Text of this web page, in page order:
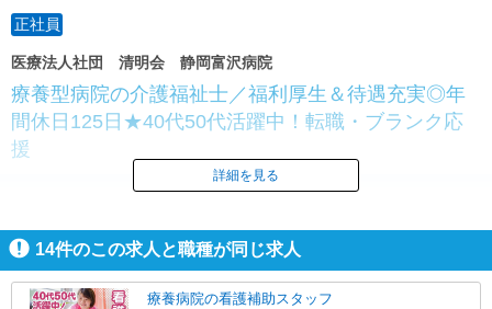
正社員
医療法人社団 清明会 静岡富沢病院
療養型病院の介護福祉士／福利厚生＆待遇充実◎年
間休日125日★40代50代活躍中！転職・ブランク応
援
詳細を見る
14件のこの求人と職種が同じ求人
療養病院の看護補助スタッフ